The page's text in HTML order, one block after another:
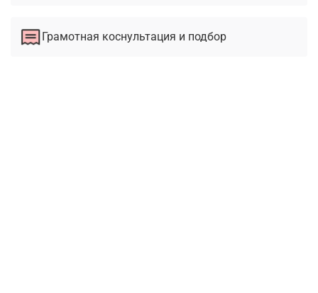
Грамотная коснультация и подбор